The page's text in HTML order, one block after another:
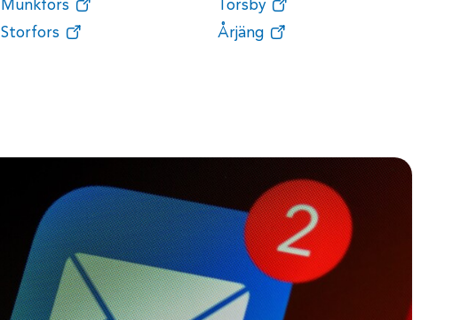
Munkfors
Storfors
Torsby
Årjäng